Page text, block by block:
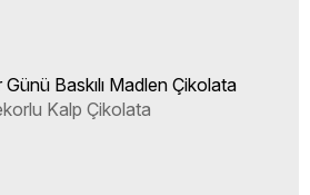
Baskılı Madlen Çikolata
Kalp Çikolata